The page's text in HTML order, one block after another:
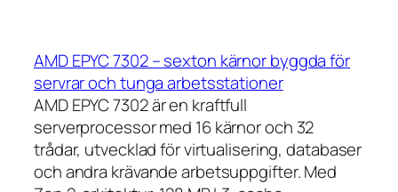
AMD EPYC 7302 – sexton kärnor byggda för
servrar och tunga arbetsstationer
AMD EPYC 7302 är en kraftfull
serverprocessor med 16 kärnor och 32
trådar, utvecklad för virtualisering, databaser
och andra krävande arbetsuppgifter. Med